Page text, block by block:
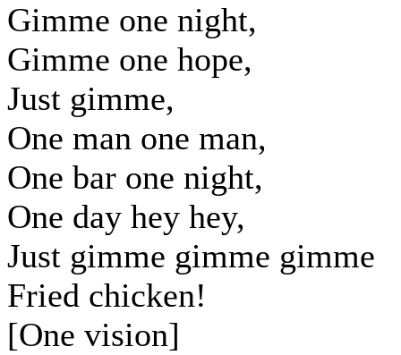
Gimme one night,
Gimme one hope,
Just gimme,
One man one man,
One bar one night,
One day hey hey,
Just gimme gimme gimme
Fried chicken!
[One vision]